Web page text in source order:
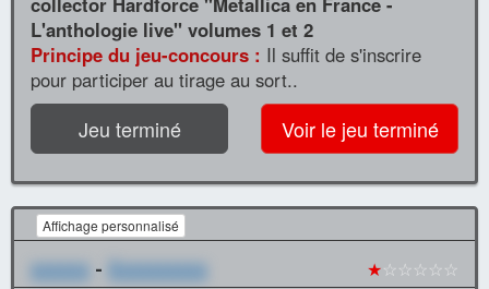
L'anthologie live" volumes 1 et 2
Principe du jeu-concours : Il suffit de s'inscrire
pour participer au tirage au sort..
Jeu terminé Voir le jeu terminé
Affichage personnalisé
xxxxxx - Xxxxxxxxxx ★☆☆☆☆☆